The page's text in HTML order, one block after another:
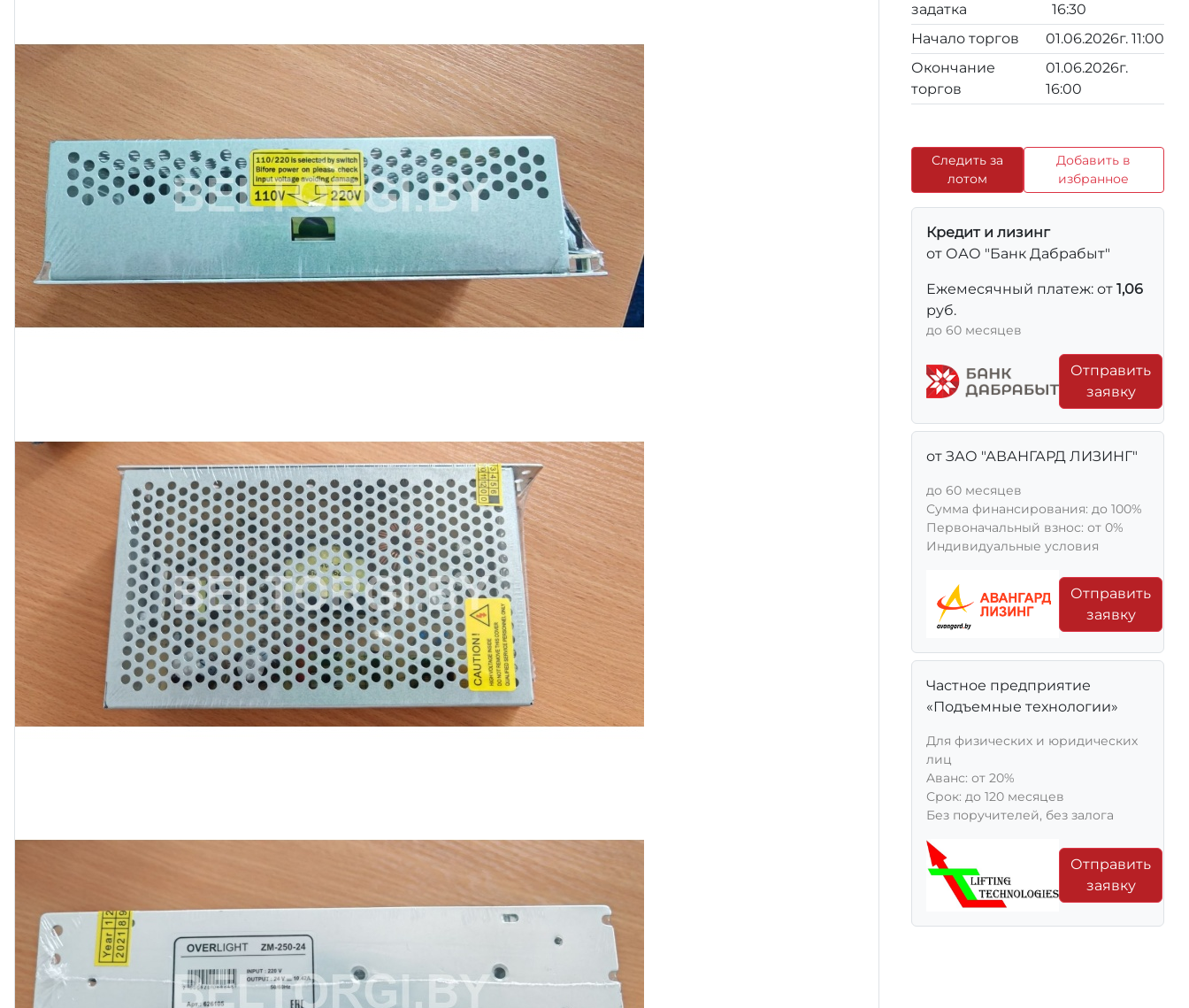
задатка
16:30
Начало торгов
01.06.2026г. 11:00
Окончание
торгов
01.06.2026г.
16:00
Следить за
лотом
Добавить в
избранное
Кредит и лизинг
от ОАО "Банк Дабрабыт"
Ежемесячный платеж: от 1,06
руб.
до 60 месяцев
Отправить
заявку
от ЗАО "АВАНГАРД ЛИЗИНГ"
до 60 месяцев
Сумма финансирования: до 100%
Первоначальный взнос: от 0%
Индивидуальные условия
Отправить
заявку
Частное предприятие
«Подъемные технологии»
Для физических и юридических
лиц
Aванс: от 20%
Срок: до 120 месяцев
Без поручителей, без залога
Отправить
заявку